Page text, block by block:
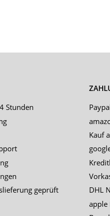
Stunden
geprüft
Kauf
DHL
apple